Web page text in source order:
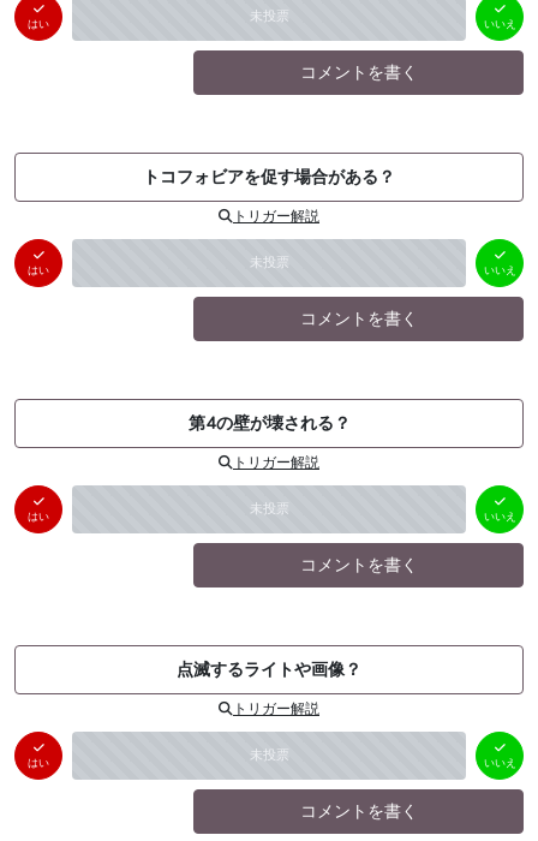
はい 未投票
いいえ
（ 0件）
いいえ
コメントを書く
トコフォビアを促す場合がある？
トリガー解説
はい 未投票
いいえ
（ 0件）
いいえ
コメントを書く
第4の壁が壊される？
トリガー解説
はい 未投票
いいえ
（ 0件）
いいえ
コメントを書く
点滅するライトや画像？
トリガー解説
はい 未投票
いいえ
（ 0件）
いいえ
コメントを書く